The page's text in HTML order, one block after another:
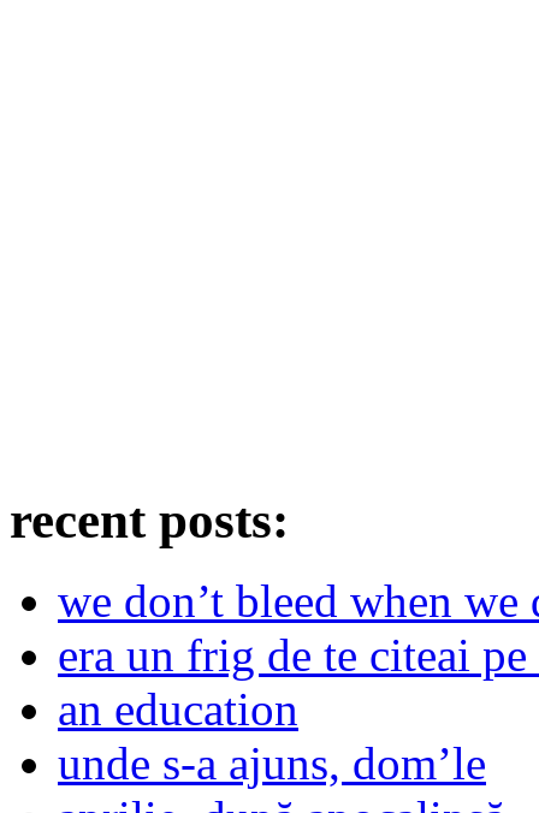
recent posts:
we don’t bleed when we
era un frig de te citeai
an education
unde s-a ajuns, dom’le